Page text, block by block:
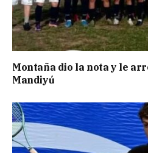
Montaña dio la nota y le
Mandiyú